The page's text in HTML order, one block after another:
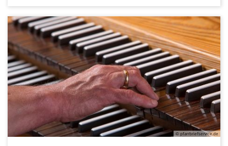
© pfarrbriefservice.de